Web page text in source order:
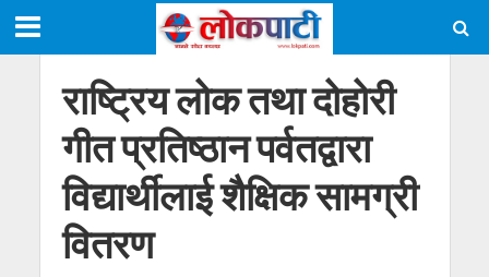
राष्ट्रिय लोक तथा दोहोरी
गीत प्रतिष्ठान पर्वतद्वारा
विद्यार्थीलाई शैक्षिक सामग्री
वितरण